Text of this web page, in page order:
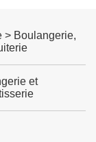
> Boulangerie,
et